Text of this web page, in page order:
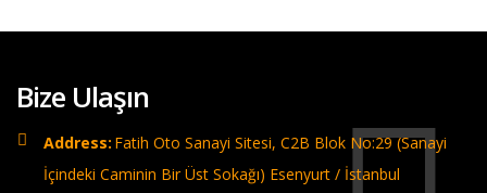
Bize Ulaşın
Address: Fatih Oto Sanayi Sitesi, C2B Blok No:29 (Sanayi
İçindeki Caminin Bir Üst Sokağı) Esenyurt / İstanbul